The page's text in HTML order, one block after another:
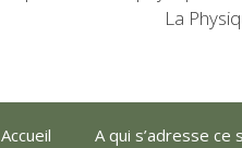
La
Accueil A qui s’adresse ce